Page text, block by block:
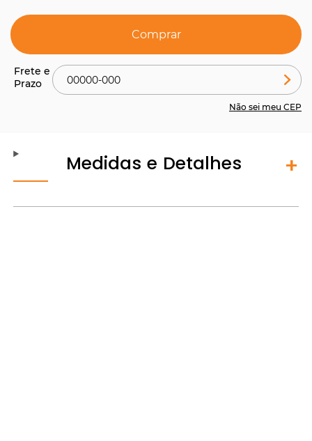
Comprar
Não sei meu CEP
Medidas e Detalhes